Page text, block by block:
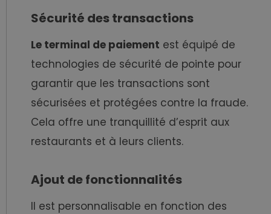
Sécurité des transactions
Le terminal de paiement est équipé de
technologies de sécurité de pointe pour
garantir que les transactions sont
sécurisées et protégées contre la fraude.
Cela offre une tranquillité d’esprit aux
restaurants et à leurs clients.
Ajout de fonctionnalités
Il est personnalisable en fonction des